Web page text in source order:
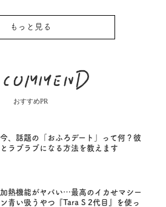
もっと見る
おすすめPR
今、話題の「おふろデート」って何？彼
とラブラブになる方法を教えます
加熱機能がヤバい…最高のイカせマシー
ン青い吸うやつ『Tara S 2代目』を使っ